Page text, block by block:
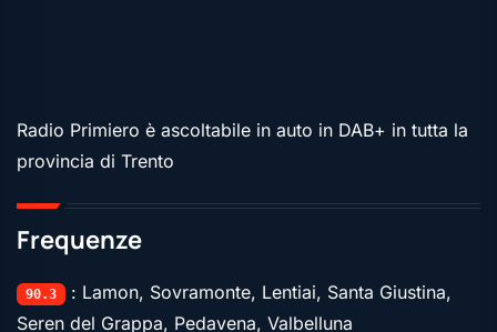
Radio Primiero è ascoltabile in auto in DAB+ in tutta la
provincia di Trento
Frequenze
90.3 : Lamon, Sovramonte, Lentiai, Santa Giustina,
Seren del Grappa, Pedavena, Valbelluna